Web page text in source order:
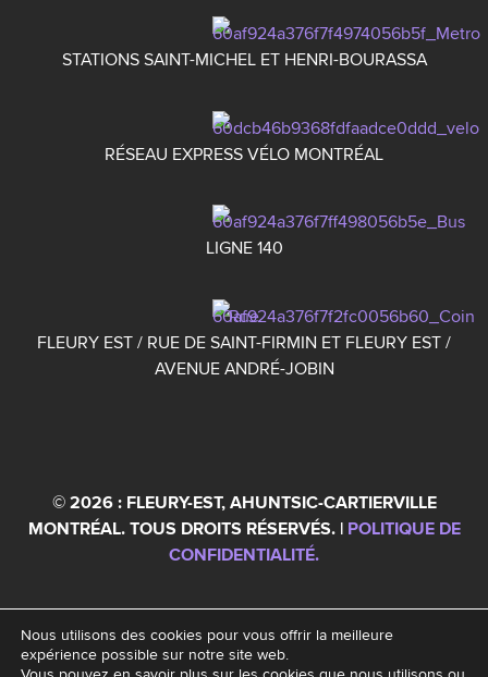
STATIONS SAINT-MICHEL ET HENRI-BOURASSA
RÉSEAU EXPRESS VÉLO MONTRÉAL
LIGNE 140
FLEURY EST / RUE DE SAINT-FIRMIN ET FLEURY EST /
AVENUE ANDRÉ-JOBIN
© 2026 : FLEURY-EST, AHUNTSIC-CARTIERVILLE
MONTRÉAL. TOUS DROITS RÉSERVÉS. | POLITIQUE DE
CONFIDENTIALITÉ.
Site développé parWebCie.
Nous utilisons des cookies pour vous offrir la meilleure
expérience possible sur notre site web.